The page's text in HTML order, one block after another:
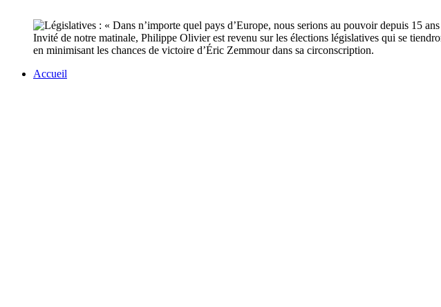
Invité de notre matinale, Philippe Olivier est revenu sur les élections législatives qui se
en minimisant les chances de victoire d’Éric Zemmour dans sa circonscription.
Accueil